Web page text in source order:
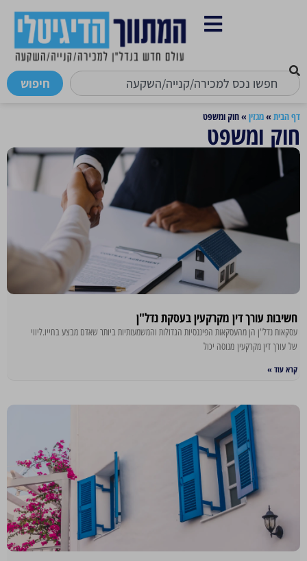
חיפוש
דף הבית »מגזין »חוק ומשפט
חוק ומשפט
חשיבות עורך דין מקרקעין בעסקת נדל"ן
עסקאות נדל"ן הן מהעסקאות הפיננסיות הגדולות והמשמעותיות ביותר שאדם מבצע בחייו.ליווי
של עורך דין מקרקעין מנוסה יכול
קרא עוד »